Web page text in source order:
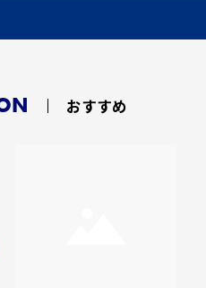
おすすめ